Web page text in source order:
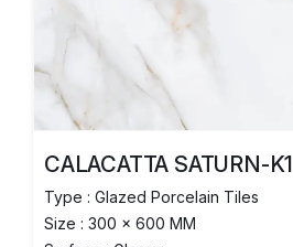
CALACATTA SATURN-K1
Type : Glazed Porcelain Tiles
Size : 300 x 600 MM